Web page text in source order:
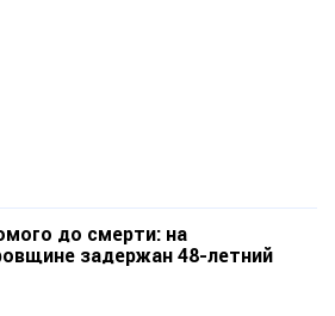
до смерти: на
задержан 48-летний